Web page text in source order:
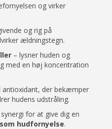
og virker
og rig på
ældningstegn.
– lysner huden og
med en høj koncentration
antioxidant, der bekæmper
hudens udstråling.
for at give dig en
hudfornyelse.